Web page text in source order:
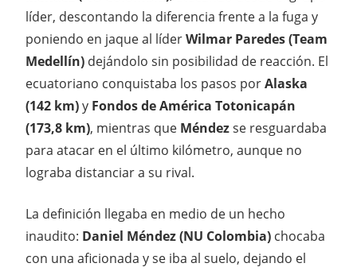
líder, descontando la diferencia frente a la fuga y
poniendo en jaque al líderWilmar Paredes (Team
Medellín) dejándolo sin posibilidad de reacción. El
ecuatoriano conquistaba los pasos porAlaska
(142 km)y Fondos de América Totonicapán
(173,8 km), mientras que Méndezse resguardaba
para atacar en el último kilómetro, aunque no
lograba distanciar a su rival.
La definición llegaba en medio de un hecho
inaudito: Daniel Méndez (NU Colombia) chocaba
con una aficionada y se iba al suelo, dejando el